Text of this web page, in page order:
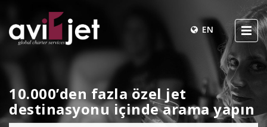
EN
10.000’den fazla özel jet
destinasyonu içinde arama yapın